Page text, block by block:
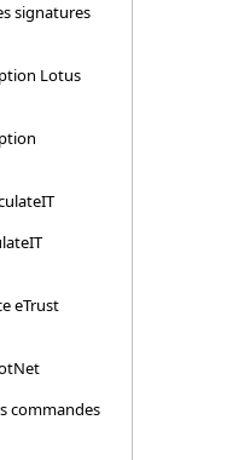
signatures
Lotus
eTrust
commandes